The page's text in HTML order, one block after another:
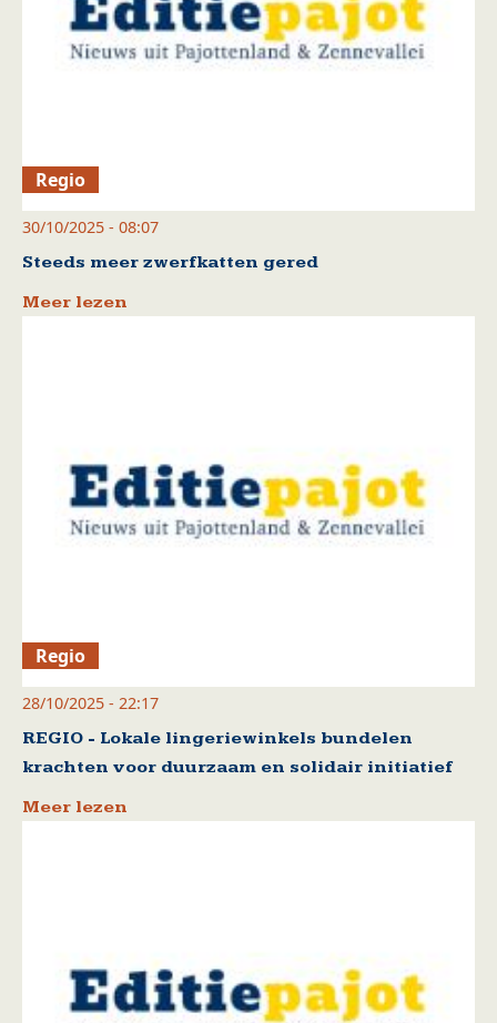
Regio
30/10/2025 - 08:07
Steeds meer zwerfkatten gered
Meer lezen
Regio
28/10/2025 - 22:17
REGIO - Lokale lingeriewinkels bundelen
krachten voor duurzaam en solidair initiatief
Meer lezen